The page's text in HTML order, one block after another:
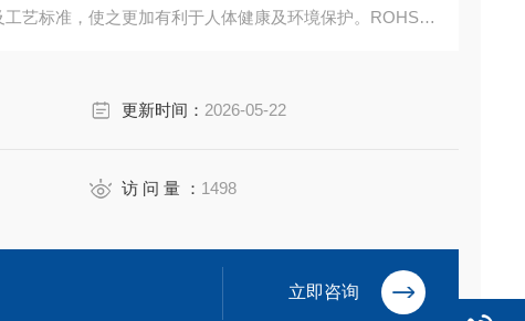
艺标准，使之更加有利于人体健康及环境保护。ROHS检
更新时间： 2026-05-22
访 问 量 ： 1498
立即咨询